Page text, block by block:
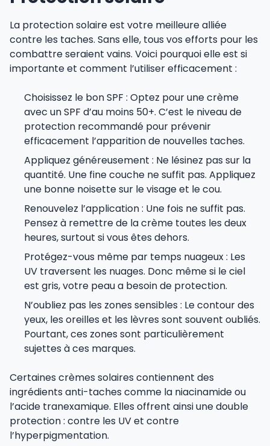
La protection solaire est votre meilleure alliée
contre les taches. Sans elle, tous vos efforts pour les
combattre seraient vains. Voici pourquoi elle est si
importante et comment l’utiliser efficacement :
Choisissez le bon SPF : Optez pour une crème
avec un SPF d’au moins 50+. C’est le niveau de
protection recommandé pour prévenir
efficacement l’apparition de nouvelles taches.
Appliquez généreusement : Ne lésinez pas sur la
quantité. Une fine couche ne suffit pas. Appliquez
une bonne noisette sur le visage et le cou.
Renouvelez l’application : Une fois ne suffit pas.
Pensez à remettre de la crème toutes les deux
heures, surtout si vous êtes dehors.
Protégez-vous même par temps nuageux : Les
UV traversent les nuages. Donc même si le ciel
est gris, votre peau a besoin de protection.
N’oubliez pas les zones sensibles : Le contour des
yeux, les oreilles et les lèvres sont souvent oubliés.
Pourtant, ces zones sont particulièrement
sujettes à ces marques.
Certaines crèmes solaires contiennent des
ingrédients anti-taches comme la niacinamide ou
l’acide tranexamique. Elles offrent ainsi une double
protection : contre les UV et contre
l’hyperpigmentation.